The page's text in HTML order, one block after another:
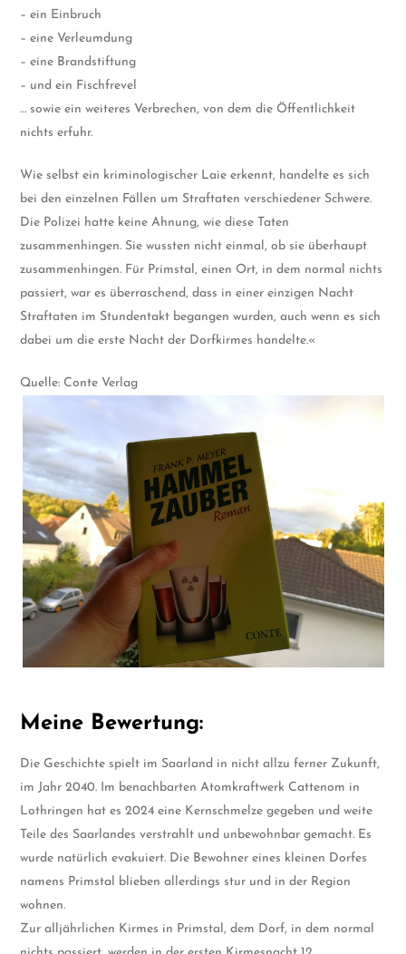
– ein Einbruch
– eine Verleumdung
– eine Brandstiftung
– und ein Fischfrevel
… sowie ein weiteres Verbrechen, von dem die Öffentlichkeit
nichts erfuhr.
Wie selbst ein kriminologischer Laie erkennt, handelte es sich
bei den einzelnen Fällen um Straftaten verschiedener Schwere.
Die Polizei hatte keine Ahnung, wie diese Taten
zusammenhingen. Sie wussten nicht einmal, ob sie überhaupt
zusammenhingen. Für Primstal, einen Ort, in dem normal nichts
passiert, war es überraschend, dass in einer einzigen Nacht
Straftaten im Stundentakt begangen wurden, auch wenn es sich
dabei um die erste Nacht der Dorfkirmes handelte.«
Quelle: Conte Verlag
Meine Bewertung:
Die Geschichte spielt im Saarland in nicht allzu ferner Zukunft,
im Jahr 2040. Im benachbarten Atomkraftwerk Cattenom in
Lothringen hat es 2024 eine Kernschmelze gegeben und weite
Teile des Saarlandes verstrahlt und unbewohnbar gemacht. Es
wurde natürlich evakuiert. Die Bewohner eines kleinen Dorfes
namens Primstal blieben allerdings stur und in der Region
wohnen.
Zur alljährlichen Kirmes in Primstal, dem Dorf, in dem normal